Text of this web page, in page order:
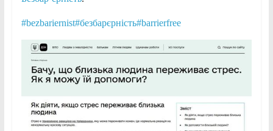
#bezbariernist#безбарєрність#barrierfree